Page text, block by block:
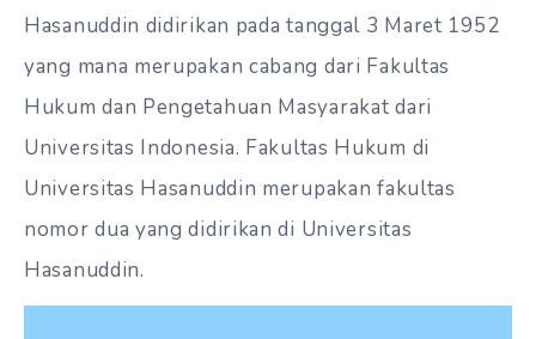
Hasanuddin didirikan pada tanggal 3 Maret 1952
yang mana merupakan cabang dari Fakultas
Hukum dan Pengetahuan Masyarakat dari
Universitas Indonesia. Fakultas Hukum di
Universitas Hasanuddin merupakan fakultas
nomor dua yang didirikan di Universitas
Hasanuddin.